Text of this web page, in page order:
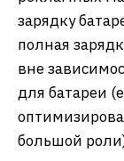
зарядку
полная
вне
для батареи
большой